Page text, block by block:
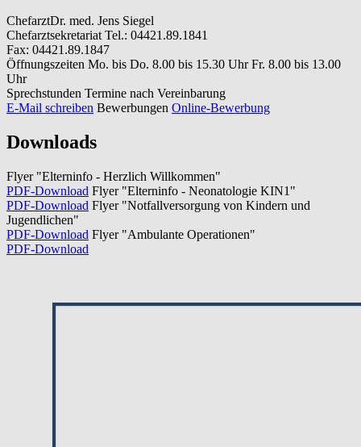
ChefarztDr. med. Jens Siegel
Chefarztsekretariat Tel.: 04421.89.1841
Fax: 04421.89.1847
Öffnungszeiten Mo. bis Do. 8.00 bis 15.30 Uhr Fr. 8.00 bis 13.00
Uhr
Sprechstunden Termine nach Vereinbarung
E-Mail schreiben Bewerbungen Online-Bewerbung
Downloads
Flyer "Elterninfo - Herzlich Willkommen"
PDF-Download Flyer "Elterninfo - Neonatologie KIN1"
PDF-Download Flyer "Notfallversorgung von Kindern und
Jugendlichen"
PDF-Download Flyer "Ambulante Operationen"
PDF-Download